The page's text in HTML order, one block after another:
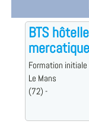
BTS
Formation initiale
Le Mans
(72) -